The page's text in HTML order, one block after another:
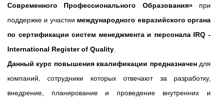
Современного Профессионального Образования» при
поддержке и участии международного евразийского органа
по сертификации систем менеджмента и персонала IRQ -
International Register of Quality
Данный курс повышения квалификации предназначендля
компаний, сотрудники которых отвечают за разработку,
внедрение, планирование и проведение внутренних и